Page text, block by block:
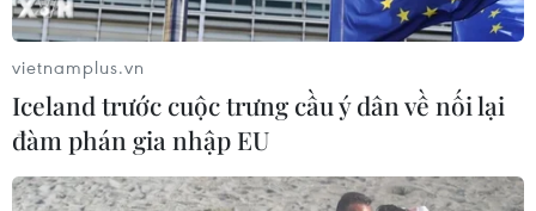
Hòa
Hà Nội tăng tốc thi công
đường Vành đai 1 đoạn Hoàng Cầu-
Voi Phục
vietnamplus.vn
Iceland trước cuộc trưng cầu ý dân về nối lại
đàm phán gia nhập EU